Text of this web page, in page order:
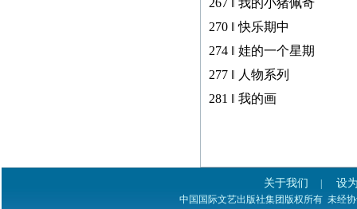
267 ‖ 我的小猪佩奇
270 ‖ 快乐期中
274 ‖ 娃的一个星期
277 ‖ 人物系列
281 ‖ 我的画
关于我们 设
中国国际文艺出版社集团版权所有 未经